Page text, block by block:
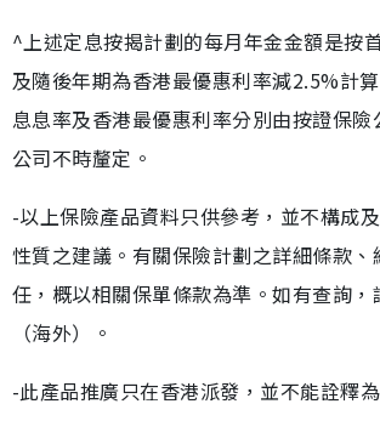
^上述定息按揭計劃的每月年金金額是按
及隨後年期為香港最優惠利率減2.5%計
息息率及香港最優惠利率分別由按證保
公司不時釐定。
-以上保險產品資料只供參考，並不構成
性質之建議。有關保險計劃之詳細條款、
任，概以相關保單條款為準。如有查詢
（海外）。
-此產品推廣只在香港派發，並不能詮釋